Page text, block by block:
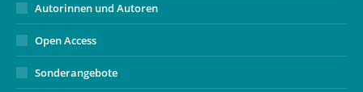
Autorinnen und Autoren
Open Access
Sonderangebote